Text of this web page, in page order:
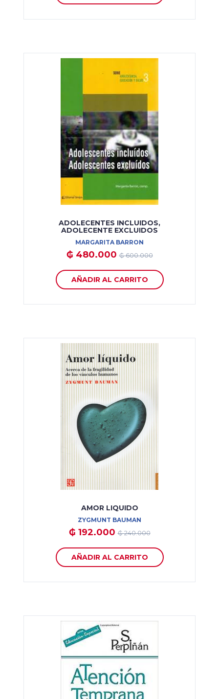
ADOLECENTES INCLUIDOS,
ADOLECENTE EXCLUIDOS
MARGARITA BARRON
₲ 480.000₲ 600.000
AÑADIR AL CARRITO
AMOR LIQUIDO
ZYGMUNT BAUMAN
₲ 192.000₲ 240.000
AÑADIR AL CARRITO